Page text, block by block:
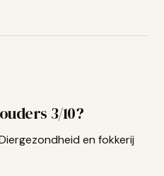
3/10?
en fokkerij